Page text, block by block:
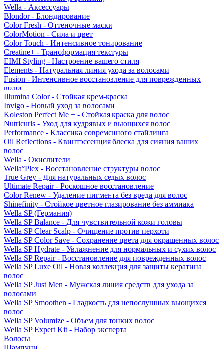
Wella - Аксессуары
Blondor - Блондирование
Color Fresh - Оттеночные маски
ColorMotion - Сила и цвет
Color Touch - Интенсивное тонирование
Creatine+ - Трансформация текстуры
EIMI Styling - Настроение вашего стиля
Elements - Натуральная линия ухода за волосами
Fusion - Интенсивное восстановление для поврежденных
волос
Illumina Color - Стойкая крем-краска
Invigo - Новый уход за волосами
Koleston Perfect Me + - Стойкая краска для волос
Nutricurls - Уход для кудрявых и вьющихся волос
Performance - Классика современного стайлинга
Oil Reflections - Квинтэссенция блеска для сияния ваших
волос
Wella - Окислители
Wella°Plex - Восстановление структуры волос
True Grey - Для натуральных седых волос
Ultimate Repair - Роскошное восстановление
Color Renew - Удаление пигмента без вреда для волос
Shinefinity - Стойкое цветное глазирование без аммиака
Wella SP (Германия)
Wella SP Balance - Для чувствительной кожи головы
Wella SP Clear Scalp - Очищение против перхоти
Wella SP Color Save - Сохранение цвета для окрашенных волос
Wella SP Hydrate - Увлажнение для нормальных и сухих волос
Wella SP Repair - Восстановление для поврежденных волос
Wella SP Luxe Oil - Новая коллекция для защиты кератина
волос
Wella SP Just Men - Мужская линия средств для ухода за
волосами
Wella SP Smoothen - Гладкость для непослушных вьющихся
волос
Wella SP Volumize - Объем для тонких волос
Wella SP Expert Kit - Набор эксперта
Волосы
Шампуни